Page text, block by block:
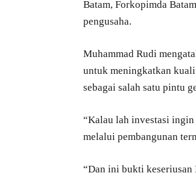
Batam, Forkopimda
pengusaha.
Muhammad Rudi
untuk meningkatkan
sebagai salah satu pintu
“Kalau lah investasi
melalui pembangunan
“Dan ini bukti keseriusan